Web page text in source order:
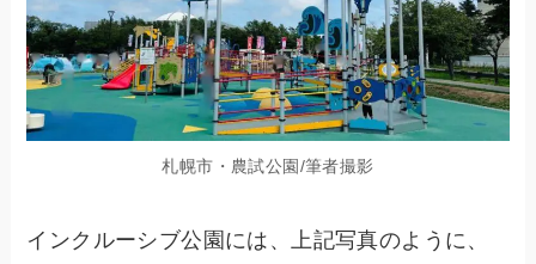
札幌市・農試公園/筆者撮影
インクルーシブ公園には、上記写真のように、